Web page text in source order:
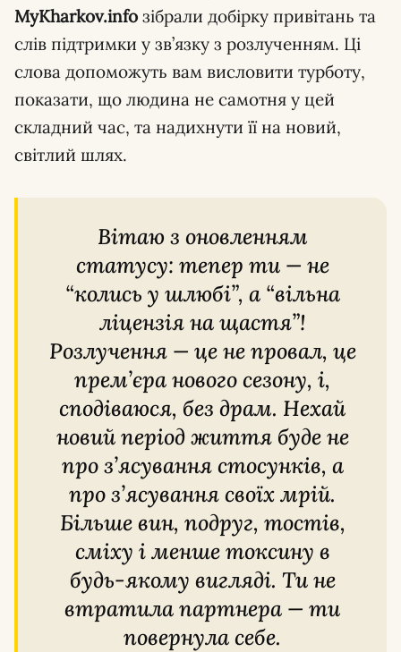
MyKharkov.info зібрали добірку привітань та
слів підтримки у зв’язку з розлученням. Ці
слова допоможуть вам висловити турботу,
показати, що людина не самотня у цей
складний час, та надихнути її на новий,
світлий шлях.
Вітаю з оновленням
статусу: тепер ти — не
“колись у шлюбі”, а “вільна
ліцензія на щастя”!
Розлучення — це не провал, це
прем’єра нового сезону, і,
сподіваюся, без драм. Нехай
новий період життя буде не
про з’ясування стосунків, а
про з’ясування своїх мрій.
Більше вин, подруг, тостів,
сміху і менше токсину в
будь-якому вигляді. Ти не
втратила партнера — ти
повернула себе.